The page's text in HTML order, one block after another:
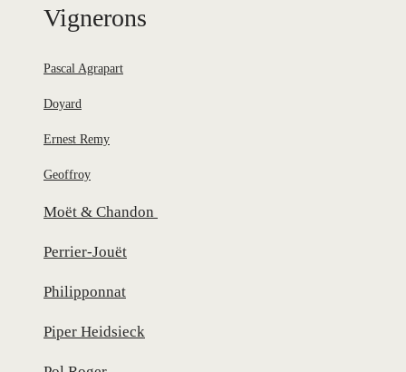
Vignerons
Pascal Agrapart
Doyard
Ernest Remy
Geoffroy
Moët & Chandon
Perrier-Jouët
Philipponnat
Piper Heidsieck